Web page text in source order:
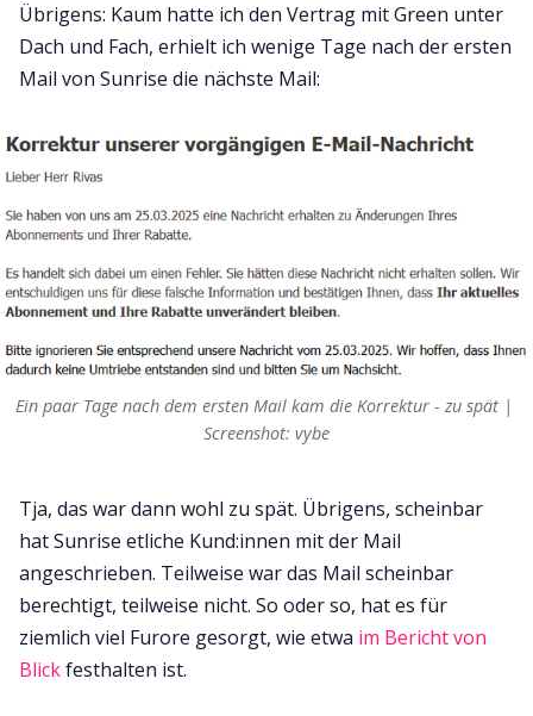
Übrigens: Kaum hatte ich den Vertrag mit Green unter
Dach und Fach, erhielt ich wenige Tage nach der ersten
Mail von Sunrise die nächste Mail:
Ein paar Tage nach dem ersten Mail kam die Korrektur - zu spät |
Screenshot: vybe
Tja, das war dann wohl zu spät. Übrigens, scheinbar
hat Sunrise etliche Kund:innen mit der Mail
angeschrieben. Teilweise war das Mail scheinbar
berechtigt, teilweise nicht. So oder so, hat es für
ziemlich viel Furore gesorgt, wie etwa im Bericht von
Blickfesthalten ist.